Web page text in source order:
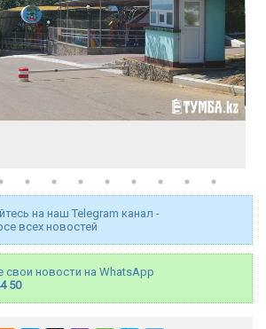
на наш Telegram канал -
всех новостей
свои новости на WhatsApp
50